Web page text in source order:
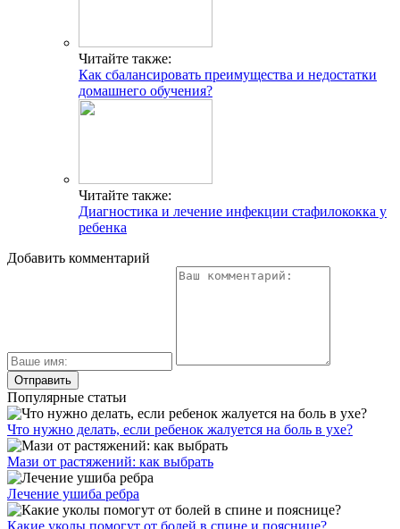
Читайте также:
Как сбалансировать преимущества и недостатки
домашнего обучения?
Читайте также:
Диагностика и лечение инфекции стафилококка у
ребенка
Добавить комментарий
Популярные статьи
Что нужно делать, если ребенок жалуется на боль в ухе?
Мази от растяжений: как выбрать
Лечение ушиба ребра
Какие уколы помогут от болей в спине и пояснице?